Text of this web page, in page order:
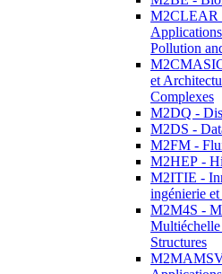
M2CLEAR
Pollution
et
Complexes
M2DQ -
M2DS -
M2FM -
M2HEP -
M2ITIE -
ingénierie
M2M4S -
Multiéchelle
Structures
M2MAMSV